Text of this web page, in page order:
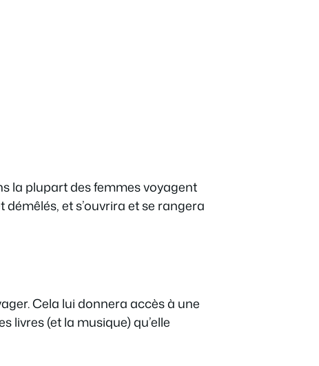
la plupart des femmes voyagent
et s’ouvrira et se rangera
Cela lui donnera accès à une
livres (et la musique) qu’elle